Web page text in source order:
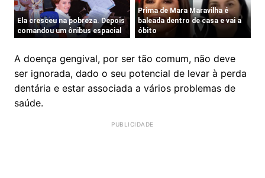
A doença gengival, por ser tão comum, não deve
ser ignorada, dado o seu potencial de levar à perda
dentária e estar associada a vários problemas de
saúde.